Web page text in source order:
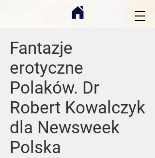
Fantazje
erotyczne
Polaków. Dr
Robert Kowalczyk
dla Newsweek
Polska